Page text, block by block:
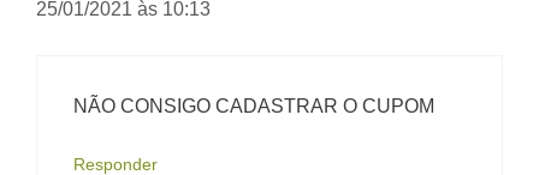
25/01/2021 às 10:13
NÃO CONSIGO CADASTRAR O CUPOM
Responder